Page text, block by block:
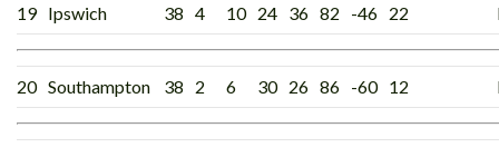
19 Ipswich 38 4 10 24 36 82 -46 22
20 Southampton 38 2 6 30 26 86 -60 12